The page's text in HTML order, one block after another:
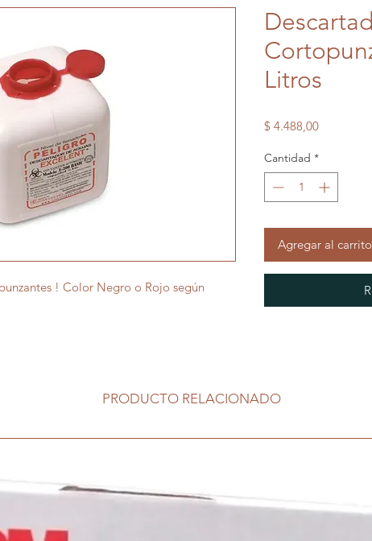
! Color Negro o Rojo según
Litros
$ 4.488,00Precio
Cantidad *
Agregar al carrito
PRODUCTO RELACIONADO